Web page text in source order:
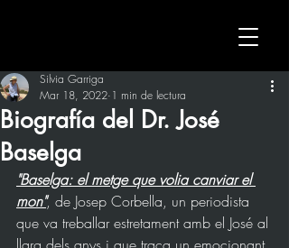
Biografía del Dr. José
Baselga
Silvia Garriga
Mar 18, 2022 1 min de lectura
"Baselga: el metge que volia canviar el
mon", de Josep Corbella, un periodista
que va treballar estretament amb el José al